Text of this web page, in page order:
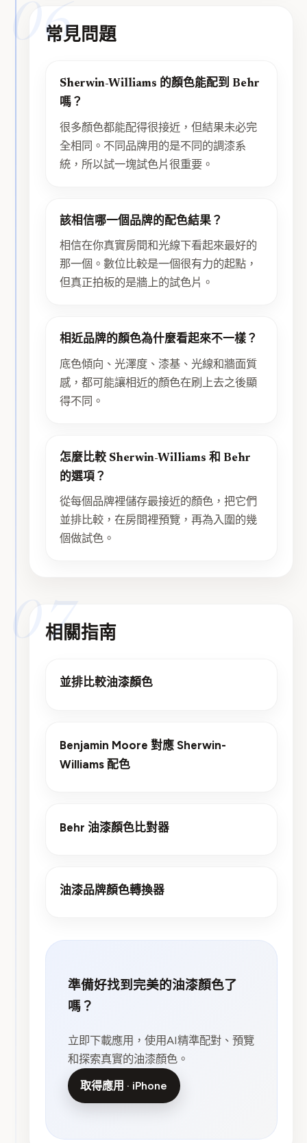
06
常見問題
Sherwin-Williams 的顏色能配到 Behr
嗎？
很多顏色都能配得很接近，但結果未必完
全相同。不同品牌用的是不同的調漆系
統，所以試一塊試色片很重要。
該相信哪一個品牌的配色結果？
相信在你真實房間和光線下看起來最好的
那一個。數位比較是一個很有力的起點，
但真正拍板的是牆上的試色片。
相近品牌的顏色為什麼看起來不一樣？
底色傾向、光澤度、漆基、光線和牆面質
感，都可能讓相近的顏色在刷上去之後顯
得不同。
怎麼比較 Sherwin-Williams 和 Behr
的選項？
從每個品牌裡儲存最接近的顏色，把它們
並排比較，在房間裡預覽，再為入圍的幾
個做試色。
07
相關指南
並排比較油漆顏色
Benjamin Moore 對應 Sherwin-
Williams 配色
Behr 油漆顏色比對器
油漆品牌顏色轉換器
準備好找到完美的油漆顏色了
嗎？
立即下載應用，使用AI精準配對、預覽
和探索真實的油漆顏色。
取得應用 · iPhone